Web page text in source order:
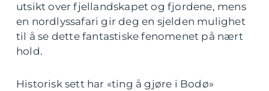
utsikt over fjellandskapet og fjordene, mens
en nordlyssafari gir deg en sjelden mulighet
til å se dette fantastiske fenomenet på nært
hold.
Historisk sett har «ting å gjøre i Bodø»